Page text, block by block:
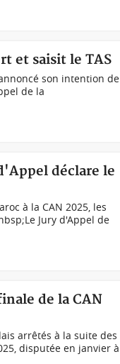
et saisit le TAS
son intention de
de la
déclare le
à la CAN 2025, les
Jury d'Appel de
de la CAN
arrêtés à la suite des
disputée en janvier à